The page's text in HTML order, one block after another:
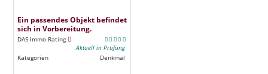
Ein passendes Objekt befindet
sich in Vorbereitung.
DAS Immo Rating
Aktuell in Prüfung
Kategorien
Denkmal